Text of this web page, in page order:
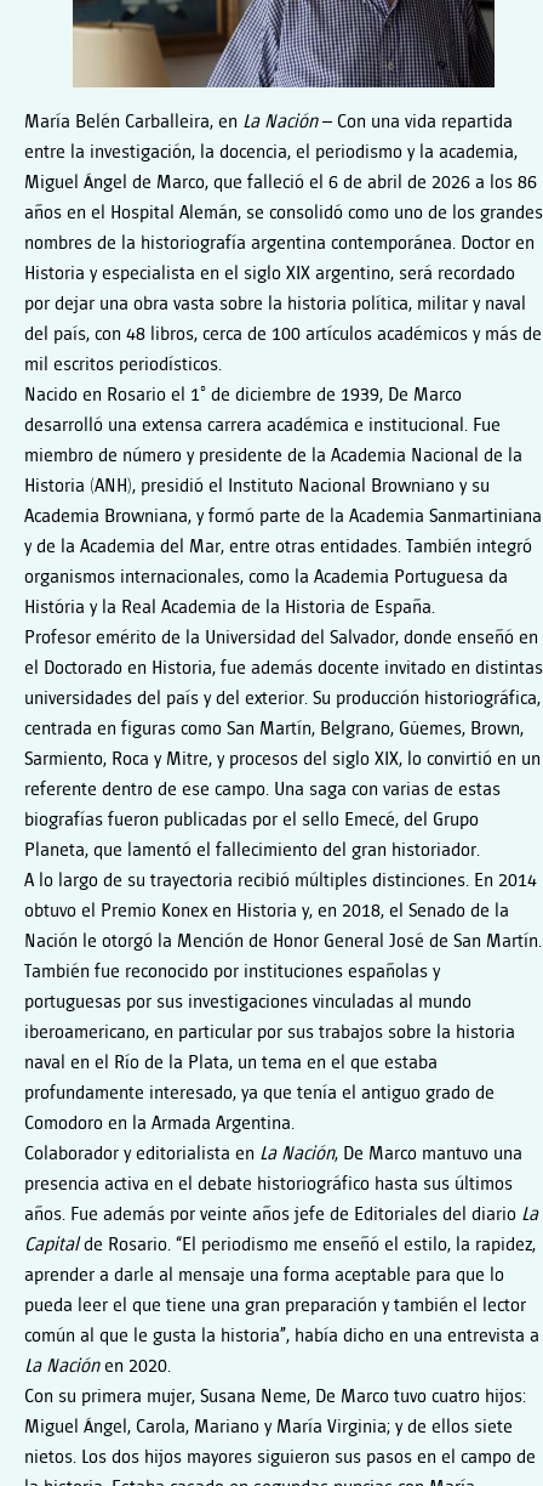
María Belén Carballeira, en La Nación– Con una vida repartida
entre la investigación, la docencia, el periodismo y la academia,
Miguel Ángel de Marco, que falleció el 6 de abril de 2026 a los 86
años en el Hospital Alemán, se consolidó como uno de los grandes
nombres de la historiografía argentina contemporánea. Doctor en
Historia y especialista en el siglo XIX argentino, será recordado
por dejar una obra vasta sobre la historia política, militar y naval
del país, con 48 libros, cerca de 100 artículos académicos y más de
mil escritos periodísticos.
Nacido en Rosario el 1° de diciembre de 1939, De Marco
desarrolló una extensa carrera académica e institucional. Fue
miembro de número y presidente de la Academia Nacional de la
Historia (ANH), presidió el Instituto Nacional Browniano y su
Academia Browniana, y formó parte de la Academia Sanmartiniana
y de la Academia del Mar, entre otras entidades. También integró
organismos internacionales, como la Academia Portuguesa da
História y la Real Academia de la Historia de España.
Profesor emérito de la Universidad del Salvador, donde enseñó en
el Doctorado en Historia, fue además docente invitado en distintas
universidades del país y del exterior. Su producción historiográfica,
centrada en figuras como San Martín, Belgrano, Güemes, Brown,
Sarmiento, Roca y Mitre, y procesos del siglo XIX, lo convirtió en un
referente dentro de ese campo. Una saga con varias de estas
biografías fueron publicadas por el sello Emecé, del Grupo
Planeta, que lamentó el fallecimiento del gran historiador.
A lo largo de su trayectoria recibió múltiples distinciones. En 2014
obtuvo el Premio Konex en Historia y, en 2018, el Senado de la
Nación le otorgó la Mención de Honor General José de San Martín.
También fue reconocido por instituciones españolas y
portuguesas por sus investigaciones vinculadas al mundo
iberoamericano, en particular por sus trabajos sobre la historia
naval en el Río de la Plata, un tema en el que estaba
profundamente interesado, ya que tenía el antiguo grado de
Comodoro en la Armada Argentina.
Colaborador y editorialista en La Nación, De Marco mantuvo una
presencia activa en el debate historiográfico hasta sus últimos
años. Fue además por veinte años jefe de Editoriales del diario La
Capitalde Rosario. “El periodismo me enseñó el estilo, la rapidez,
aprender a darle al mensaje una forma aceptable para que lo
pueda leer el que tiene una gran preparación y también el lector
común al que le gusta la historia”, había dicho en una entrevista a
La Naciónen 2020.
Con su primera mujer, Susana Neme, De Marco tuvo cuatro hijos:
Miguel Ángel, Carola, Mariano y María Virginia; y de ellos siete
nietos. Los dos hijos mayores siguieron sus pasos en el campo de